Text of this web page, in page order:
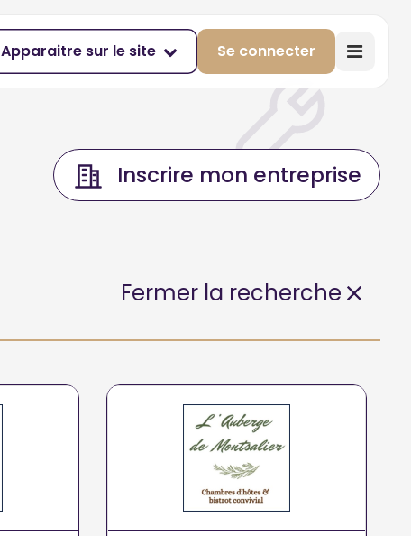
Apparaitre sur le site Se connecter
Inscrire mon entreprise
Fermer la recherche